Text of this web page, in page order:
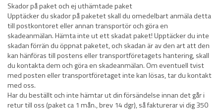
Skador på paket och ej uthämtade paket
Upptäcker du skador på paketet skall du omedelbart anmäla detta
till postkontoret eller annan transportör och göra en
skadeanmälan. Hämta inte ut ett skadat paket! Upptäcker du inte
skadan förrän du öppnat paketet, och skadan är av den art att den
kan hänföras till postens eller transportföretagets hantering, skall
du kontakta dem och göra en skadeanmälan. Om eventuell tvist
med posten eller transportföretaget inte kan lösas, tar du kontakt
med oss.
Har du beställt och inte hämtar ut din försändelse innan det går i
retur till oss (paket ca 1 mån., brev 14 dgr), så fakturerar vi dig 350